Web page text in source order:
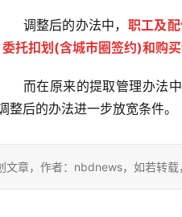
调整后的办法中， 职工及
托扣划(含城市圈签约)和购
而在原来的提取管理办法中
整后的办法进一步放宽条件。
文章，作者：nbdnews，如若转